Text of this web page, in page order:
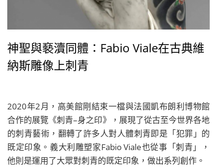
神聖與褻瀆同體：Fabio Viale在古典維
納斯雕像上刺青
2020年2月，高美館剛結束一檔與法國凱布朗利博物館
合作的展覽《刺青–身之印》，展現了從古至今世界各地
的刺青藝術，翻轉了許多人對人體刺青即是「犯罪」的
既定印象。義大利雕塑家Fabio Viale也從事「刺青」，
他則是運用了大眾對刺青的既定印象，做出系列創作。